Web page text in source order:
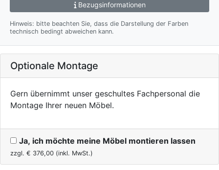
Bezugsinformationen
Hinweis: bitte beachten Sie, dass die Darstellung der Farben
technisch bedingt abweichen kann.
Optionale Montage
Gern übernimmt unser geschultes Fachpersonal die
Montage Ihrer neuen Möbel.
Ja, ich möchte meine Möbel montieren lassen
zzgl. € 376,00 (inkl. MwSt.)